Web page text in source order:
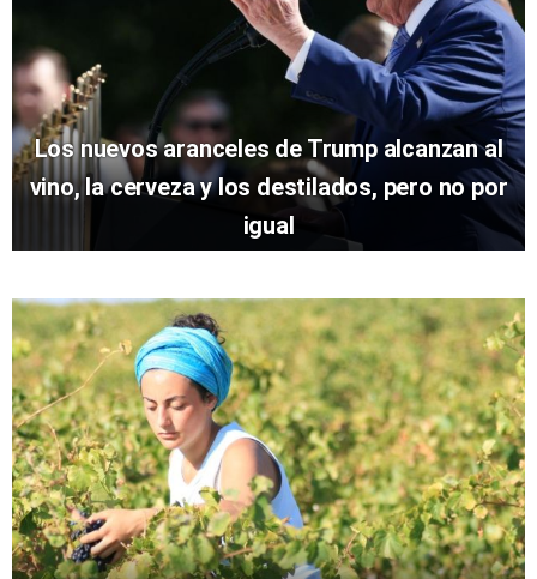
Los nuevos aranceles de Trump alcanzan al
vino, la cerveza y los destilados, pero no por
igual